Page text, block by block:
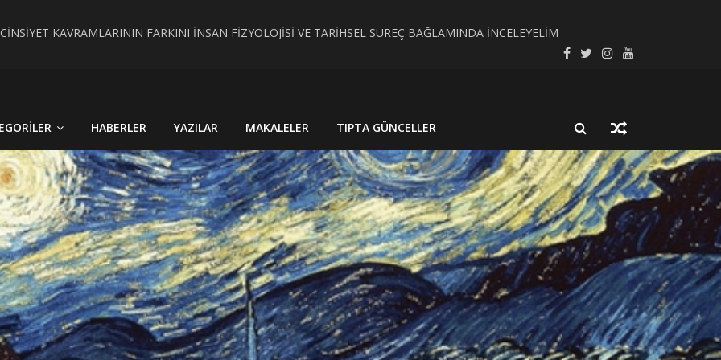
KAVRAMLARININ FARKINI İNSAN FİZYOLOJİSİ VE TARİHSEL SÜREÇ BAĞLAMINDA İNCELEYELİM
HABERLER YAZILAR MAKALELER TIPTA GÜNCELLER